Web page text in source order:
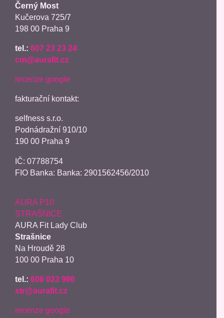
Černý Most
Kučerova 725/7
198 00 Praha 9
tel.: 607 23 23 24
cm@aurafit.cz
recenze google
fakturační kontakt:
selfness s.r.o.
Podnádražní 910/10
190 00 Praha 9
IČ: 07788754
FIO Banka: Banka: 2901562456/2010
AURA P10
STRAŠNICE
AURA Fit Lady Club
Strašnice
Na Hroudě 28
100 00 Praha 10
tel.: 606 023 996
str@aurafit.cz
recenze google